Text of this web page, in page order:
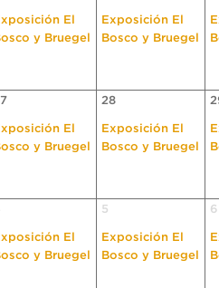
El
y Bruegel
Exposición El
Bosco y Bruegel
El
y Bruegel
28
Exposición El
Bosco y Bruegel
El
y Bruegel
5
Exposición El
Bosco y Bruegel
6